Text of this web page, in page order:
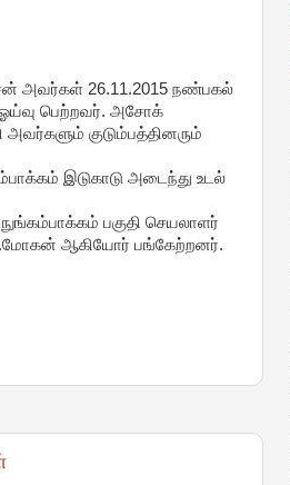
அவர்கள் 26.11.2015 நண்பகல்
பெற்றவர். அசோக்
குடும்பத்தினரும்
இடுகாடு அடைந்து உடல்
பகுதி செயலாளர்
ஆகியோர் பங்கேற்றனர்.